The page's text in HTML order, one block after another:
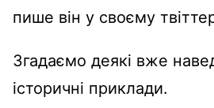
пише він у своєму
Згадаємо деякі вже
історичні приклади.